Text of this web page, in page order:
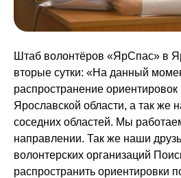
Штаб волонтёров «ЯрСпас» в
вторые сутки: «На данный
распространение
Ярославской области, а так же
соседних областей. Мы
направлении. Так же наши
волонтерских организаций
распространить ориентировки